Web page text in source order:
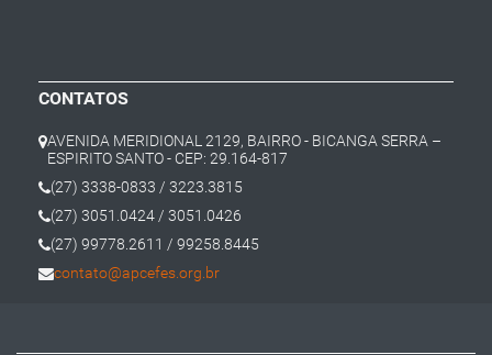
CONTATOS
AVENIDA MERIDIONAL 2129, BAIRRO - BICANGA SERRA –
ESPIRITO SANTO - CEP: 29.164-817
(27) 3338-0833 / 3223.3815
(27) 3051.0424 / 3051.0426
(27) 99778.2611 / 99258.8445
contato@apcefes.org.br